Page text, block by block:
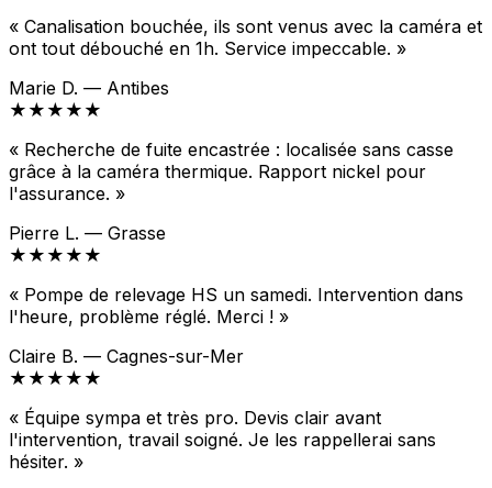
« Canalisation bouchée, ils sont venus avec la caméra et
ont tout débouché en 1h. Service impeccable. »
Marie D. — Antibes
★★★★★
« Recherche de fuite encastrée : localisée sans casse
grâce à la caméra thermique. Rapport nickel pour
l'assurance. »
Pierre L. — Grasse
★★★★★
« Pompe de relevage HS un samedi. Intervention dans
l'heure, problème réglé. Merci ! »
Claire B. — Cagnes-sur-Mer
★★★★★
« Équipe sympa et très pro. Devis clair avant
l'intervention, travail soigné. Je les rappellerai sans
hésiter. »